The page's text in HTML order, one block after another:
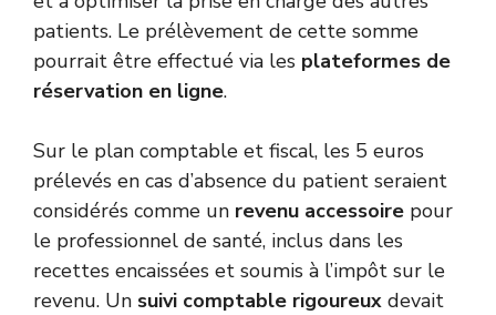
patients. Le prélèvement de cette somme
pourrait être effectué via les plateformes de
réservation en ligne.
Sur le plan comptable et fiscal, les 5 euros
prélevés en cas d’absence du patient seraient
considérés comme un revenu accessoire pour
le professionnel de santé, inclus dans les
recettes encaissées et soumis à l’impôt sur le
revenu. Un suivi comptable rigoureux devait